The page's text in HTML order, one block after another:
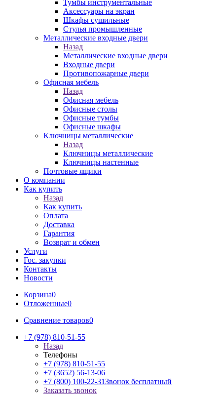
Тумбы инструментальные
Аксессуары на экран
Шкафы сушильные
Стулья промышленные
Металлические входные двери
Назад
Металлические входные двери
Входные двери
Противопожарные двери
Офисная мебель
Назад
Офисная мебель
Офисные столы
Офисные тумбы
Офисные шкафы
Ключницы металлические
Назад
Ключницы металлические
Ключницы настенные
Почтовые ящики
О компании
Как купить
Назад
Как купить
Оплата
Доставка
Гарантия
Возврат и обмен
Услуги
Гос. закупки
Контакты
Новости
Корзина0
Отложенные0
Сравнение товаров0
+7 (978) 810-51-55
Назад
Телефоны
+7 (978) 810-51-55
+7 (3652) 56-13-06
+7 (800) 100-22-31Звонок бесплатный
Заказать звонок